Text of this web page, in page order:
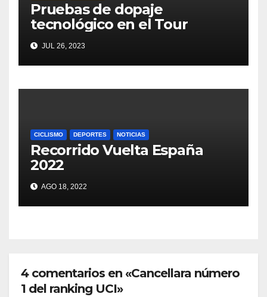
Pruebas de dopaje
tecnológico en el Tour
JUL 26, 2023
CICLISMO DEPORTES NOTICIAS
Recorrido Vuelta España
2022
AGO 18, 2022
4 comentarios en «Cancellara número
1 del ranking UCI»